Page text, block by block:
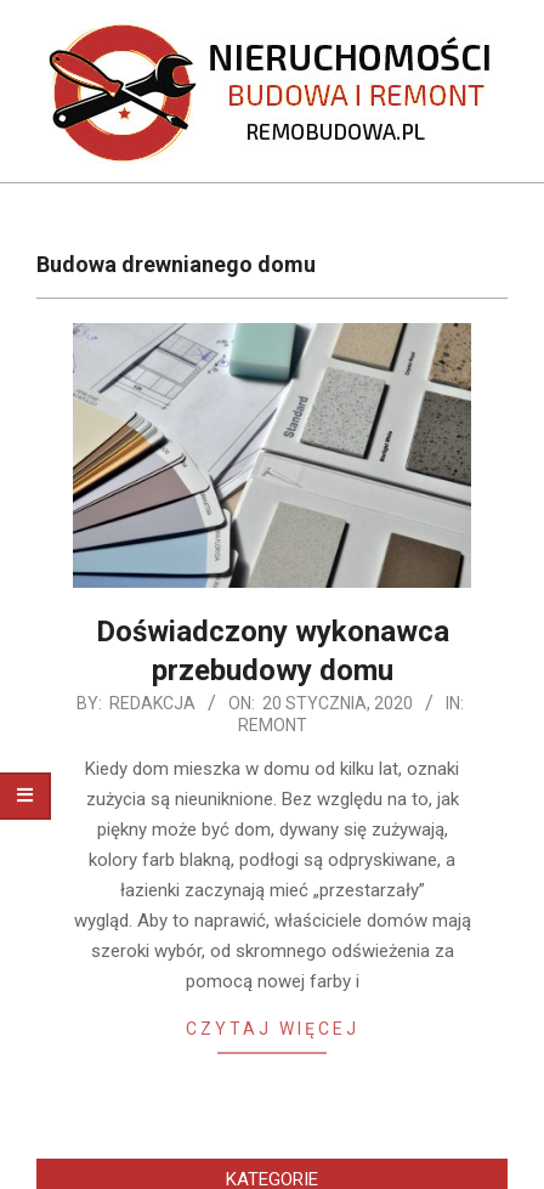
content
REMOBUDOWA.PL
NavigationBudowa drewnianego domu
Doświadczony wykonawca
przebudowy domu
2020-
20
BY: REDAKCJA ON: 20 STYCZNIA, 2020
IN:
REMONT
Kiedy dom mieszka w domu od kilku lat, oznaki
zużycia są nieuniknione. Bez względu na to, jak
piękny może być dom, dywany się zużywają,
kolory farb blakną, podłogi są odpryskiwane, a
łazienki zaczynają mieć „przestarzały”
wygląd. Aby to naprawić, właściciele domów mają
szeroki wybór, od skromnego odświeżenia za
pomocą nowej farby i
CZYTAJ WIĘCEJ
KATEGORIE